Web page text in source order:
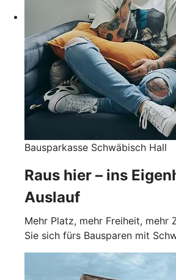
Bausparkasse Schwäbisch Hall
Raus hier – ins
Auslauf
Mehr Platz, mehr Freiheit, mehr
Sie sich fürs Bausparen mit